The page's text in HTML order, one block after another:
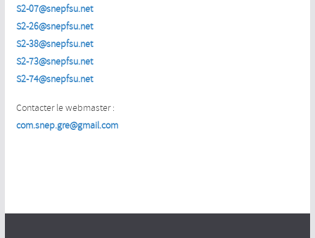
S2-07@snepfsu.net
S2-26@snepfsu.net
S2-38@snepfsu.net
S2-73@snepfsu.net
S2-74@snepfsu.net
Contacter le webmaster :
com.snep.gre@gmail.com